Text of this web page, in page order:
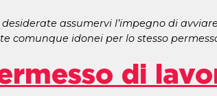
assumervi l’impegno di
comunque idonei per lo stesso
di